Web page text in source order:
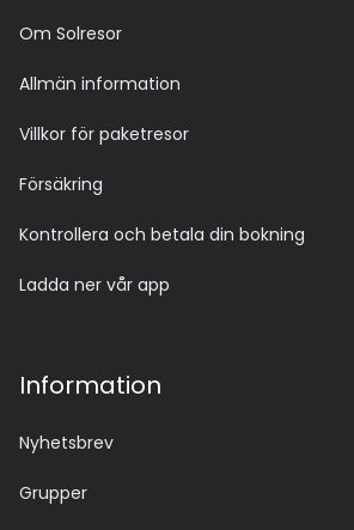
Om Solresor
Allmän information
Villkor för paketresor
Försäkring
Kontrollera och betala din bokning
Ladda ner vår app
Information
Nyhetsbrev
Grupper